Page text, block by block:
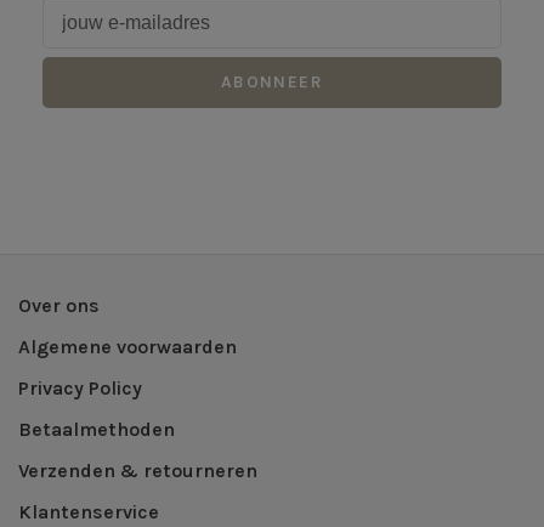
ABONNEER
Over ons
Algemene voorwaarden
Privacy Policy
Betaalmethoden
Verzenden & retourneren
Klantenservice